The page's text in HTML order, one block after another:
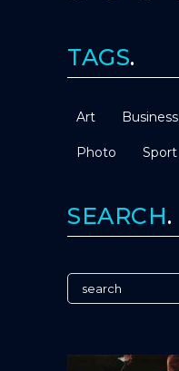
TAGS
Art Business
Photo Sport
SEARCH
Search
for: